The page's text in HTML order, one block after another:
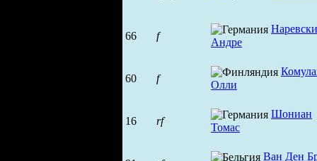
66 f
Наревски
Андре
60 f
Олли
16 rf
Шониан
Томас
Ван Ден